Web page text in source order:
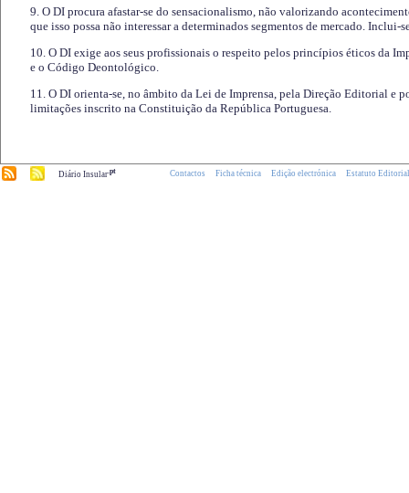
9. O DI procura afastar-se do sensacionalismo, não valorizando
que isso possa não interessar a determinados segmentos de mercado.
10. O DI exige aos seus profissionais o respeito pelos princípios éticos da
e o Código Deontológico.
11. O DI orienta-se, no âmbito da Lei de Imprensa, pela Direção Editorial e
limitações inscrito na Constituição da República Portuguesa.
Diário Insular.pt Contactos Ficha técnica Edição electrónica Estatuto Editorial